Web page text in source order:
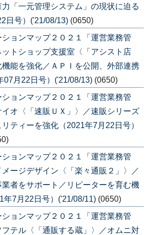
一元管理システム」の現状に迫る
日号）('21/08/13) (0650)
ションマップ２０２１「運営業務管
ショップ支援室〈「アシスト店
能を強化／ＡＰＩを公開、外部連携
07月22日号）('21/08/13) (0650)
ションマップ２０２１「運営業務管
〈「速販ＵＸ」〉／速販シリーズ
ティーを強化（2021年7月22日号）
ションマップ２０２１「運営業務管
ジデザイン〈「楽々通販２」〉／
者をサポート／リピーターを育む機
年7月22日号）('21/08/11) (0650)
ションマップ２０２１「運営業務管
ル〈「通販する蔵」〉／オムニ対